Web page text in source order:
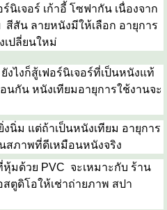
นิเจอร์ เก้าอี้ โซฟากัน เนื่องจาก
สัน ลายหนังมีให้เลือก อายุการ
เปลี่ยนใหม่
งไงก็สู้เฟอร์นิเจอร์ที่เป็นหนังแท้
นกัน หนังเทียมอายุการใช้งานจะ
นิ่ม แต่ถ้าเป็นหนังเทียม อายุการ
สภาพที่ดีเหมือนหนังจริง
หุ้มด้วย PVC จะเหมาะกับ ร้าน
ตูดิโอให้เช่าถ่ายภาพ สปา